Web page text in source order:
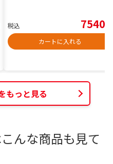
税込 7540
カートに入れる
もっと見る
んな商品も見て